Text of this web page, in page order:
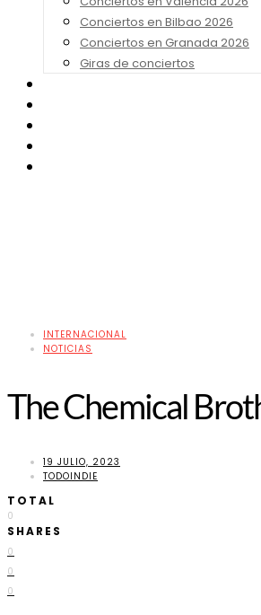
Conciertos en Bilbao 2026
Conciertos en Granada 2026
Giras de conciertos
INTERNACIONAL
NOTICIAS
The Chemical
19 JULIO, 2023
TODOINDIE
TOTAL
0
SHARES
0
0
0